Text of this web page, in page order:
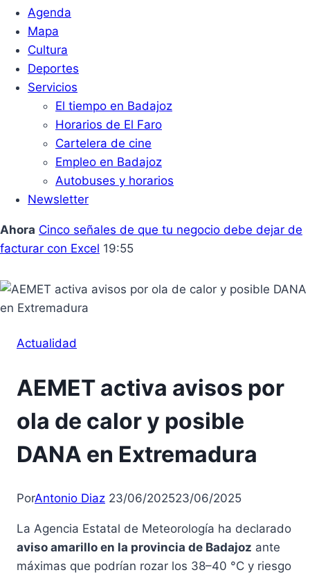
Agenda
Mapa
Cultura
Deportes
Servicios
El tiempo en Badajoz
Horarios de El Faro
Cartelera de cine
Empleo en Badajoz
Autobuses y horarios
Newsletter
Ahora Cinco señales de que tu negocio debe dejar de
facturar con Excel 19:55
Actualidad
AEMET activa avisos por
ola de calor y posible
DANA en Extremadura
PorAntonio Diaz 23/06/202523/06/2025
La Agencia Estatal de Meteorología ha declarado
aviso amarillo en la provincia de Badajoz ante
máximas que podrían rozar los 38–40 °C y riesgo